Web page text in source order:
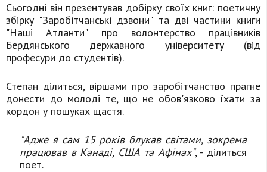
Сьогодні він презентував добірку своїх книг: поетичну
збірку "Заробітчанські дзвони" та дві частини книги
"Наші Атланти" про волонтерство працівників
Бердянського державного університету (від
професури до студентів).
Степан ділиться, віршами про заробітчанство прагне
донести до молоді те, що не обов'язково їхати за
кордон у пошуках щастя.
"Адже я сам 15 років блукав світами, зокрема
працював в Канаді, США та Афінах", - ділиться
поет.